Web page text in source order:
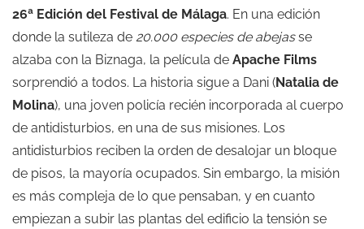
26ª Edición del Festival de Málaga. En una edición
donde la sutileza de 20.000 especies de abejas se
alzaba con la Biznaga, la película de Apache Films
sorprendió a todos. La historia sigue a Dani (Natalia de
Molina), una joven policía recién incorporada al cuerpo
de antidisturbios, en una de sus misiones. Los
antidisturbios reciben la orden de desalojar un bloque
de pisos, la mayoría ocupados. Sin embargo, la misión
es más compleja de lo que pensaban, y en cuanto
empiezan a subir las plantas del edificio la tensión se